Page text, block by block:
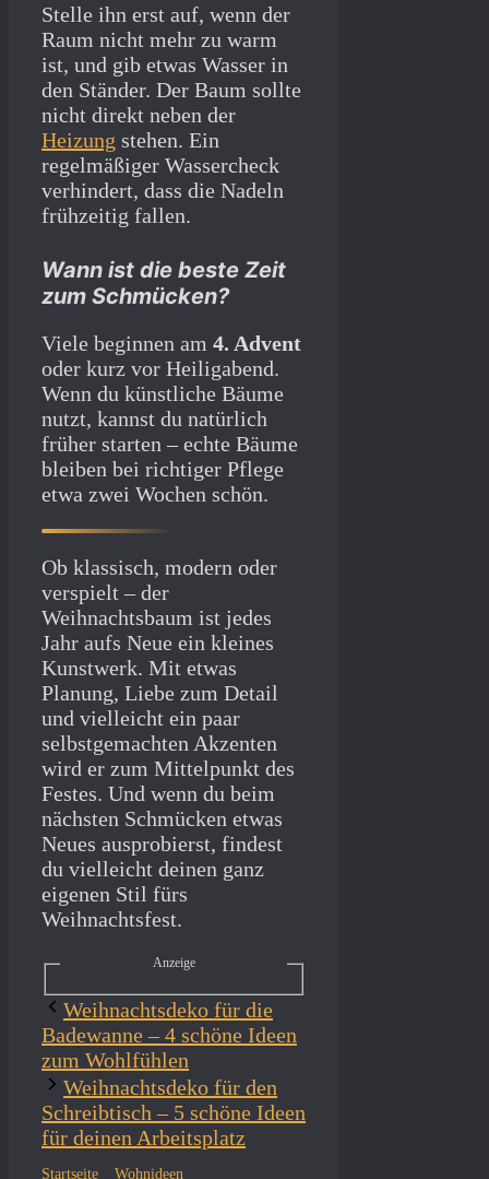
Stelle ihn erst auf, wenn der
Raum nicht mehr zu warm
ist, und gib etwas Wasser in
den Ständer. Der Baum sollte
nicht direkt neben der
Heizung stehen. Ein
regelmäßiger Wassercheck
verhindert, dass die Nadeln
frühzeitig fallen.
Wann ist die beste Zeit
zum Schmücken?
Viele beginnen am 4. Advent
oder kurz vor Heiligabend.
Wenn du künstliche Bäume
nutzt, kannst du natürlich
früher starten – echte Bäume
bleiben bei richtiger Pflege
etwa zwei Wochen schön.
Ob klassisch, modern oder
verspielt – der
Weihnachtsbaum ist jedes
Jahr aufs Neue ein kleines
Kunstwerk. Mit etwas
Planung, Liebe zum Detail
und vielleicht ein paar
selbstgemachten Akzenten
wird er zum Mittelpunkt des
Festes. Und wenn du beim
nächsten Schmücken etwas
Neues ausprobierst, findest
du vielleicht deinen ganz
eigenen Stil fürs
Weihnachtsfest.
Anzeige
Weihnachtsdeko für die
Badewanne – 4 schöne Ideen
zum Wohlfühlen
Weihnachtsdeko für den
Schreibtisch – 5 schöne Ideen
für deinen Arbeitsplatz
Startseite Wohnideen